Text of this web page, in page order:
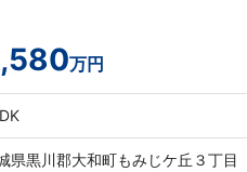
万円
県黒川郡大和町もみじケ丘３丁目